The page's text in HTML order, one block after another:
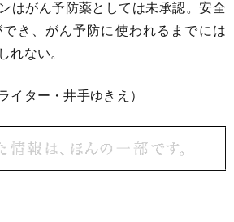
はがん予防薬としては未承認。安全
き、がん予防に使われるまでには
れない。
イター・井手ゆきえ）